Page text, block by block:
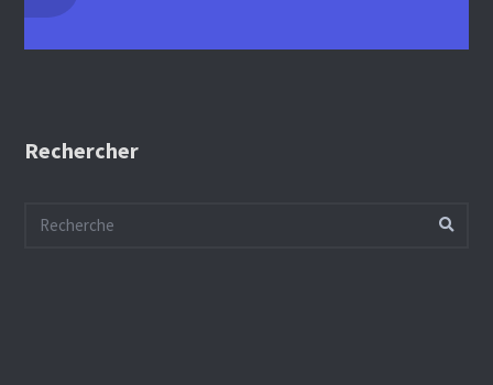
Rechercher